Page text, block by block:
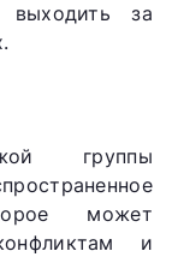
выходить за
группы
может
и